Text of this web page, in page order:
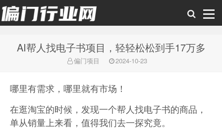
偏门行业网
AI帮人找电子书项目，轻轻松松到手17万多
偏门项目 2024-10-23
哪里有需求，哪里就有市场！
在逛淘宝的时候，发现一个帮人找电子书的商品，
单从销量上来看，值得我们去一探究竟。